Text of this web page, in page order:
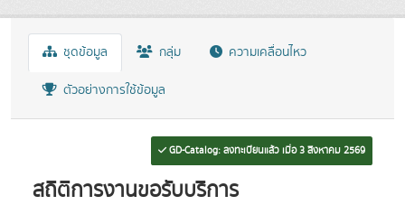
ชุดข้อมูล กลุ่ม ความเคลื่อนไหว
ตัวอย่างการใช้ข้อมูล
GD-Catalog: ลงทะเบียนแล้ว เมื่อ 3 สิงหาคม 2569
สถิติการงานขอรับบริการ